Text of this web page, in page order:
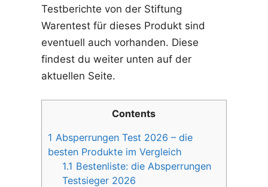
Testberichte von der Stiftung
Warentest für dieses Produkt sind
eventuell auch vorhanden. Diese
findest du weiter unten auf der
aktuellen Seite.
Contents
1 Absperrungen Test 2026 – die
besten Produkte im Vergleich
1.1 Bestenliste: die Absperrungen
Testsieger 2026